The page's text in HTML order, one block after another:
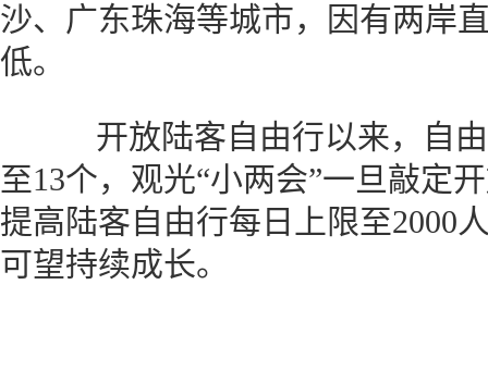
沙、广东珠海等城市，因有两岸
低。
开放陆客自由行以来，自由
至13个，观光“小两会”一旦敲定
提高陆客自由行每日上限至2000
可望持续成长。